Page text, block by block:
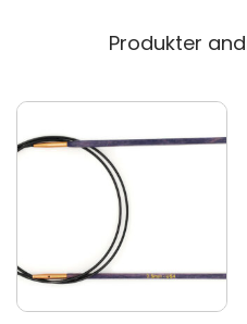
Produkter